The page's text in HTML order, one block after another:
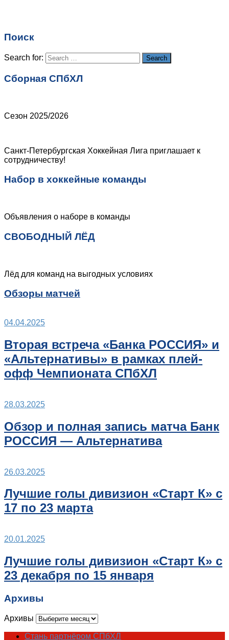
Поиск
Search for: Search
Сборная СПбХЛ
Сезон 2025/2026
Санкт-Петербургская Хоккейная Лига приглашает к
сотрудничеству!
Набор в хоккейные команды
Объявления о наборе в команды
СВОБОДНЫЙ ЛЁД
Лёд для команд на выгодных условиях
Обзоры матчей
04.04.2025
Вторая встреча «Банка РОССИЯ» и
«Альтернативы» в рамках плей-
офф Чемпионата СПбХЛ
28.03.2025
Обзор и полная запись матча Банк
РОССИЯ — Альтернатива
26.03.2025
Лучшие голы дивизион «Старт К» с
17 по 23 марта
20.01.2025
Лучшие голы дивизион «Старт К» с
23 декабря по 15 января
Архивы
Архивы
Стань партнёром СПбХЛ